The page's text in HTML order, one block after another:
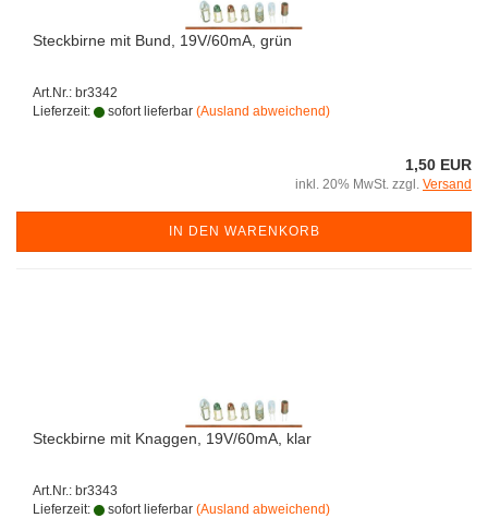
Steckbirne mit Bund, 19V/60mA, grün
Art.Nr.: br3342
Lieferzeit:
sofort lieferbar (Ausland abweichend)
1,50 EUR
inkl. 20% MwSt. zzgl. Versand
IN DEN WARENKORB
Steckbirne mit Knaggen, 19V/60mA, klar
Art.Nr.: br3343
Lieferzeit:
sofort lieferbar (Ausland abweichend)